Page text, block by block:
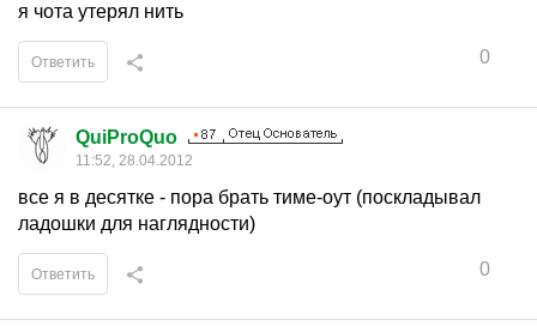
я чота утерял нить
0
Ответить
QuiProQuo
11:52, 28.04.2012
все я в десятке - пора брать тиме-оут (поскладывал
ладошки для наглядности)
0
Ответить